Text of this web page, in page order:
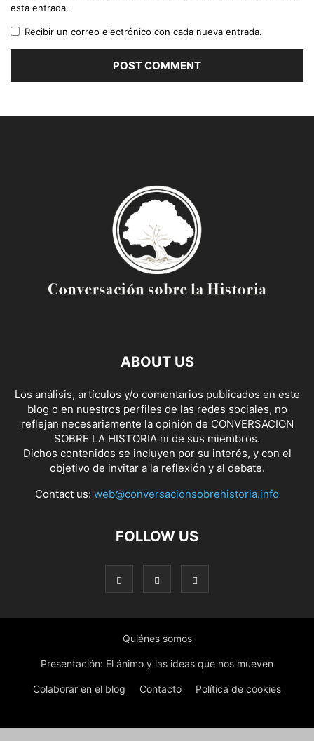
esta entrada.
Recibir un correo electrónico con cada nueva entrada.
ABOUT US
Los análisis, artículos y/o comentarios publicados en este
blog o en nuestros perfiles de las redes sociales, no
reflejan necesariamente la opinión de CONVERSACION
SOBRE LA HISTORIA ni de sus miembros.
Dichos contenidos se incluyen por su interés, y con el
objetivo de invitar a la reflexión y al debate.
Contact us: web@conversacionsobrehistoria.info
FOLLOW US
Quiénes somos
Presentación: El ánimo y las ideas que nos mueven
Colaborar en el blog Contacto Política de cookies